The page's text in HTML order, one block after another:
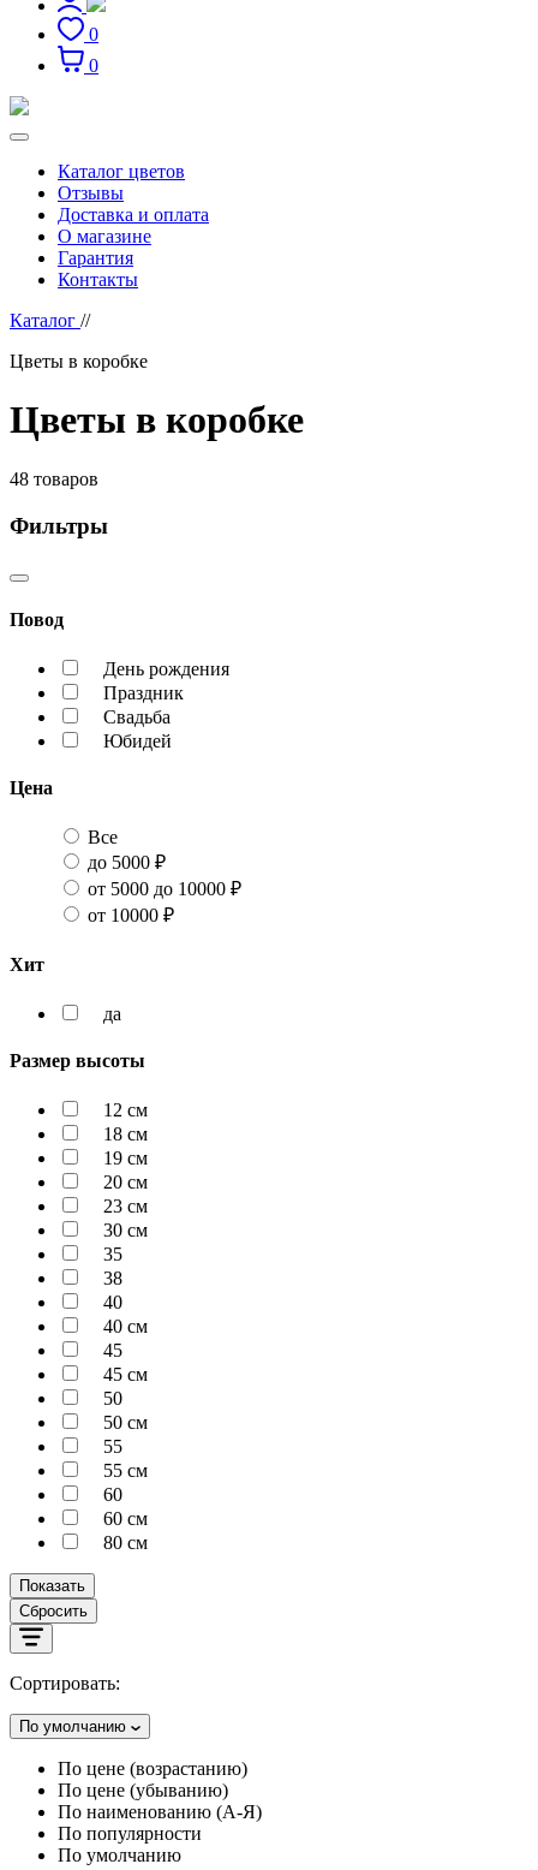
0
0
Каталог цветов
Отзывы
Доставка и оплата
О магазине
Гарантия
Контакты
Каталог //
Цветы в коробке
Цветы в коробке
48 товаров
Фильтры
Повод
День рождения
Праздник
Свадьба
Юбидей
Цена
Все
до 5000 ₽
от 5000 до 10000 ₽
от 10000 ₽
Хит
да
Размер высоты
12 см
18 см
19 см
20 см
23 см
30 см
35
38
40
40 см
45
45 см
50
50 см
55
55 см
60
60 см
80 см
Показать
Сбросить
Сортировать:
По умолчанию
По цене (возрастанию)
По цене (убыванию)
По наименованию (А-Я)
По популярности
По умолчанию